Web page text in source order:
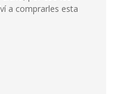
a comprarles esta